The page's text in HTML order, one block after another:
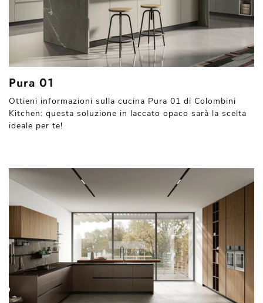
Pura 01
Ottieni informazioni sulla cucina Pura 01 di Colombini
Kitchen: questa soluzione in laccato opaco sarà la scelta
ideale per te!